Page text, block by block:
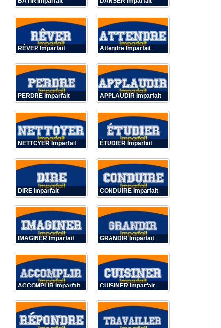
RÊVER Imparfait Attendre Imparfait
PERDRE Imparfait APPLAUDIR Imparfait
NETTOYER Imparfait ÉTUDIER Imparfait
DIRE Imparfait CONDUIRE Imparfait
IMAGINER Imparfait GRANDIR Imparfait
ACCOMPLIR Imparfait CUISINER Imparfait